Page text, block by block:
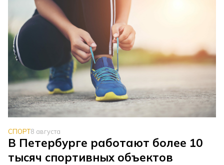
СПОРТ8 августа
В Петербурге работают более 10
тысяч спортивных объектов